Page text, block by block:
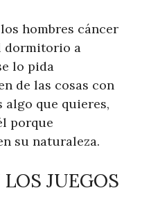
hombres cáncer
dormitorio a
lo pida
de las cosas con
algo que quieres,
porque
su naturaleza.
JUEGOS